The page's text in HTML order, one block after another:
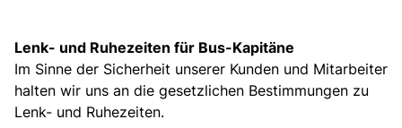
Lenk- und Ruhezeiten für Bus-Kapitäne
Im Sinne der Sicherheit unserer Kunden und Mitarbeiter
halten wir uns an die gesetzlichen Bestimmungen zu
Lenk- und Ruhezeiten.